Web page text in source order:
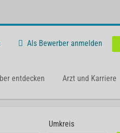
Als Bewerber anmelden
entdecken Arzt und Karriere
Umkreis